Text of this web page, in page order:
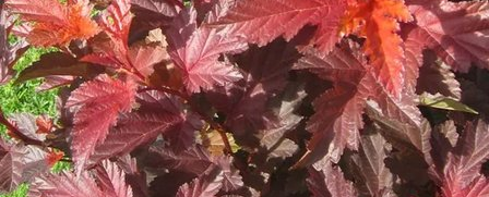
Горшки, рассадники, аксессуары
Посадочный материал
Садовый инструмент, инвентарь
Консервирование
Средства защиты, удобрения, добавки, химия